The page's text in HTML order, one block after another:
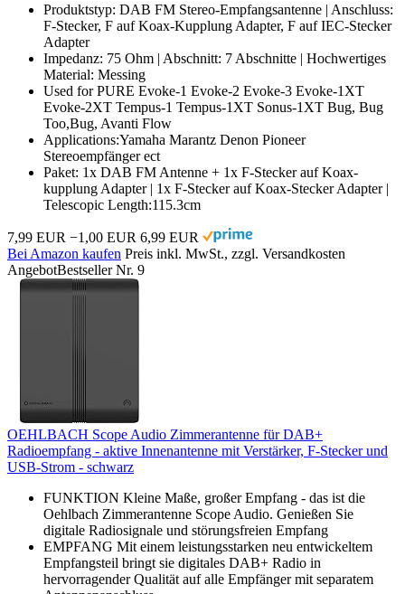
Produktstyp: DAB FM Stereo-Empfangsantenne | Anschluss:
F-Stecker, F auf Koax-Kupplung Adapter, F auf IEC-Stecker
Adapter
Impedanz: 75 Ohm | Abschnitt: 7 Abschnitte | Hochwertiges
Material: Messing
Used for PURE Evoke-1 Evoke-2 Evoke-3 Evoke-1XT
Evoke-2XT Tempus-1 Tempus-1XT Sonus-1XT Bug, Bug
Too,Bug, Avanti Flow
Applications:Yamaha Marantz Denon Pioneer
Stereoempfänger ect
Paket: 1x DAB FM Antenne + 1x F-Stecker auf Koax-
kupplung Adapter | 1x F-Stecker auf Koax-Stecker Adapter |
Telescopic Length:115.3cm
7,99 EUR −1,00 EUR 6,99 EUR
Bei Amazon kaufen Preis inkl. MwSt., zzgl. Versandkosten
AngebotBestseller Nr. 9
OEHLBACH Scope Audio Zimmerantenne für DAB+
Radioempfang - aktive Innenantenne mit Verstärker, F-Stecker und
USB-Strom - schwarz
FUNKTION Kleine Maße, großer Empfang - das ist die
Oehlbach Zimmerantenne Scope Audio. Genießen Sie
digitale Radiosignale und störungsfreien Empfang
EMPFANG Mit einem leistungsstarken neu entwickeltem
Empfangsteil bringt sie digitales DAB+ Radio in
hervorragender Qualität auf alle Empfänger mit separatem